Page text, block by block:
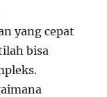
yang cepat
bisa